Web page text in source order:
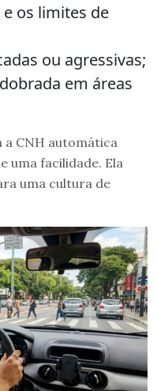
os limites de
ou agressivas;
em áreas
a CNH automática
uma facilidade. Ela
uma cultura de